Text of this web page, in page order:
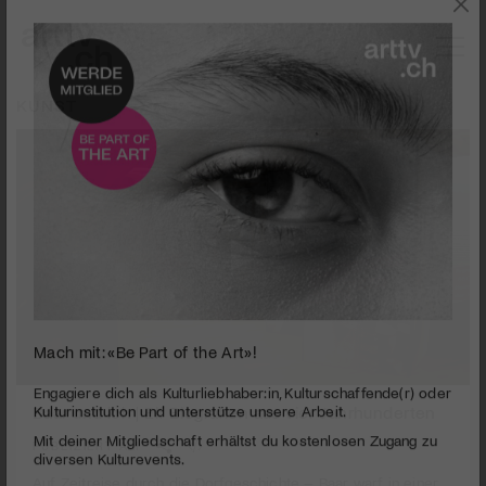
KUNST
seconds
minutes,
Baar und ich | Elf Biografien aus vier Jahrhunderten
PUBLIZIERT AM
Engagiere dich als Kulturliebhaber:in, Kulturschaffende(r) oder
Kulturinstitution und unterstütze unsere Arbeit.
Mit deiner Mitgliedschaft erhältst du kostenlosen Zugang zu